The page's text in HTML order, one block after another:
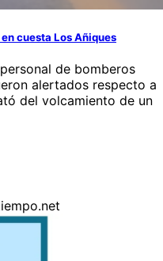
cuesta Los Añiques
de bomberos
alertados respecto a
del volcamiento de un